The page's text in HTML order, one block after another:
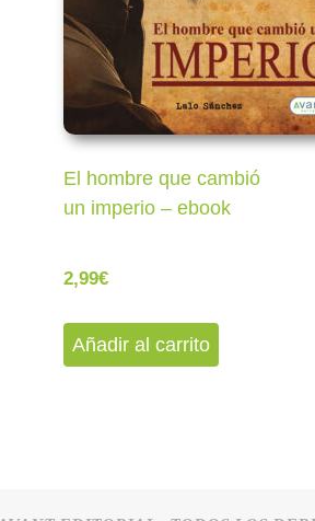
El hombre que cambió
un imperio – ebook
2,99€
Añadir al carrito